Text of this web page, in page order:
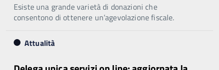
Esiste una grande varietà di donazioni che
consentono di ottenere un’agevolazione fiscale.
Attualità